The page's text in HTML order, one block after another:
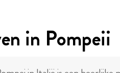
in Pompeii